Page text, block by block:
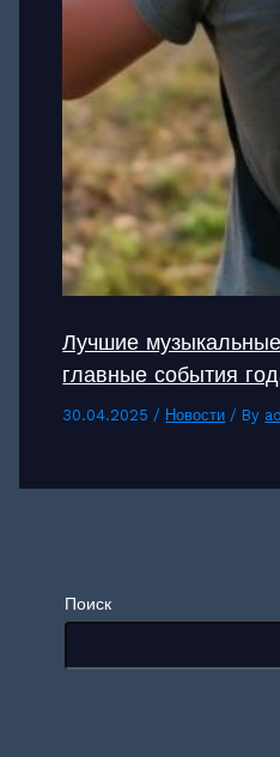
Лучшие
главные события
30.04.2025/ Новости / By
Поиск